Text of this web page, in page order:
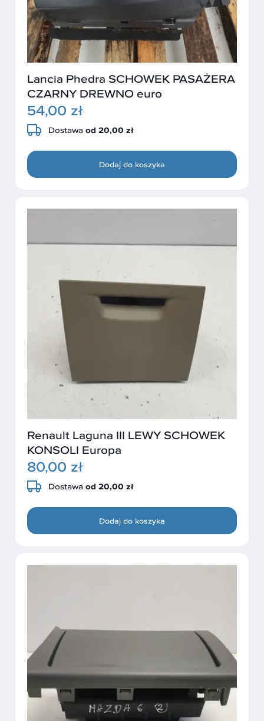
Lancia Phedra SCHOWEK PASAŻERA
CZARNY DREWNO euro
54,00 zł
Dostawa od 20,00 zł
Dodaj do koszyka
Renault Laguna III LEWY SCHOWEK
KONSOLI Europa
80,00 zł
Dostawa od 20,00 zł
Dodaj do koszyka